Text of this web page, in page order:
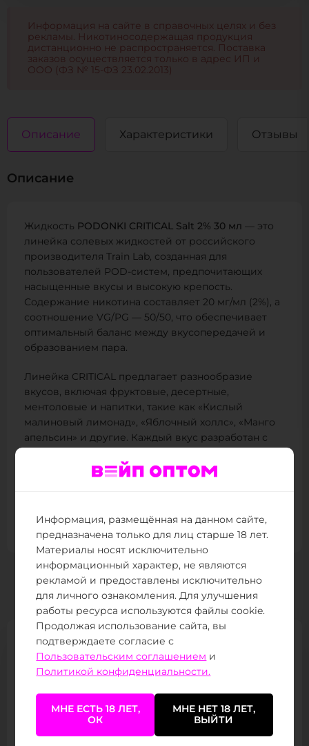
Информация на сайте в справочных целях и без
рекламы. Никотиносодержащая продукция
дистанционно не распространяется. Поставка
заказов осуществляется только в адрес ИП и
ООО (ФЗ № 15-ФЗ 23.02.2013)
Описание Характеристики Отзывы
Описание
Жидкость PODONKI CRITICAL Salt 2% 30 мл — это
линейка солевых жидкостей от российского
производителя Train Lab, созданная для
пользователей POD-систем, предпочитающих
насыщенные вкусы и высокую крепость.
Содержание никотина составляет 20 мг/мл (2%), а
соотношение VG/PG — 50/50, что обеспечивает
оптимальный баланс между вкусопередачей и
образованием пара.
Линейка CRITICAL предлагает разнообразие
вкусов, включая фруктовые, десертные,
ментоловые и напитки, такие как «Кислый
малиновый лимонад», «Яблочный холлс», «Манго
апельсин» и другие. Каждый вкус разработан с
обеспечивая яркий и насыщенный профиль.
обеспечивая комфортное и насыщенное парение.
Аналогичные товары
Жидкость PODONKI LAST HAP salt 2%
30 ml
Информация, размещённая на данном сайте,
предназначена только для лиц старше 18 лет.
Материалы носят исключительно
информационный характер, не являются
рекламой и предоставлены исключительно
для личного ознакомления. Для улучшения
работы ресурса используются файлы cookie.
Продолжая использование сайта, вы
подтверждаете согласие с
Пользовательским соглашением и
Политикой конфиденциальности.
МНЕ ЕСТЬ 18 ЛЕТ,
ОК
МНЕ НЕТ 18 ЛЕТ,
ВЫЙТИ